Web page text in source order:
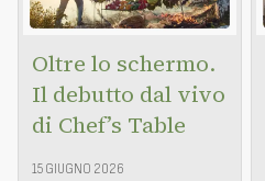
Oltre lo schermo.
Il debutto dal vivo
di Chef’s Table
15 GIUGNO 2026